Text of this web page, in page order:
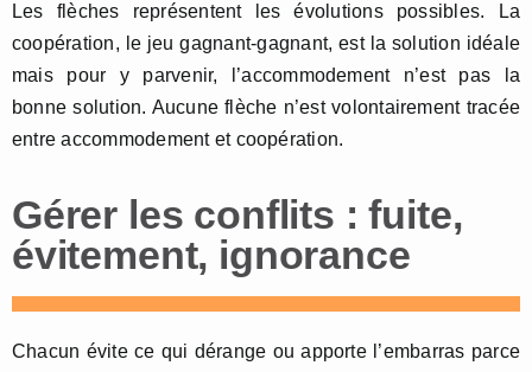
Les flèches représentent les évolutions possibles. La
coopération, le jeu gagnant-gagnant, est la solution idéale
mais pour y parvenir, l’accommodement n’est pas la
bonne solution. Aucune flèche n’est volontairement tracée
entre accommodement et coopération.
Gérer les conflits : fuite,
évitement, ignorance
Chacun évite ce qui dérange ou apporte l’embarras parce